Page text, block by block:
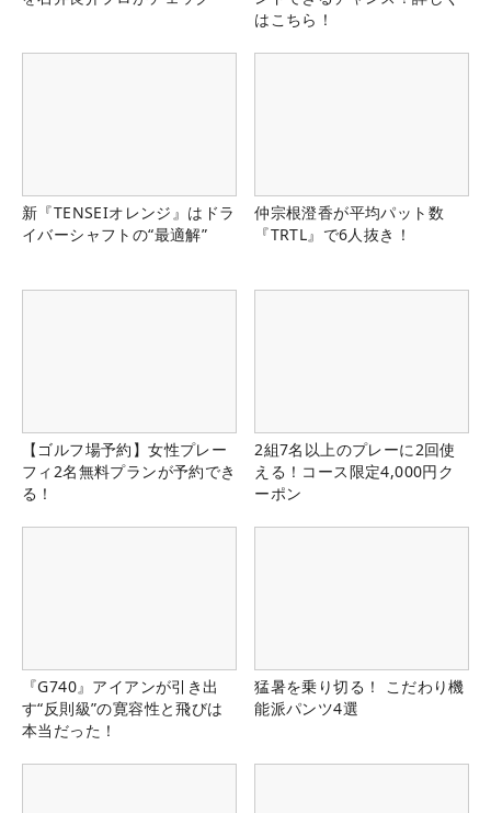
はこちら！
新『TENSEIオレンジ』はドラ
イバーシャフトの“最適解”
仲宗根澄香が平均パット数
『TRTL』で6人抜き！
【ゴルフ場予約】女性プレー
フィ2名無料プランが予約でき
る！
2組7名以上のプレーに2回使
える！コース限定4,000円ク
ーポン
『G740』アイアンが引き出
す“反則級”の寛容性と飛びは
本当だった！
猛暑を乗り切る！ こだわり機
能派パンツ4選